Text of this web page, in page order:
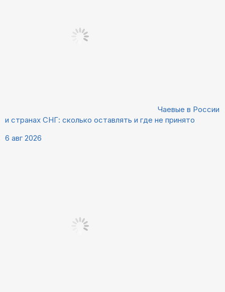
Чаевые в России
и странах СНГ: сколько оставлять и где не принято
6 авг 2026